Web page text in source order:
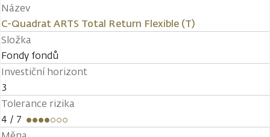
Název
C-Quadrat ARTS Total Return Flexible (T)
Složka
Fondy fondů
Investiční horizont
3
Tolerance rizika
4 / 7